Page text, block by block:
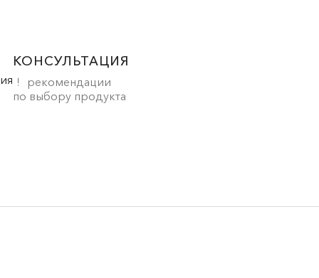
КОНСУЛЬТАЦИЯ
рекомендации
по выбору продукта